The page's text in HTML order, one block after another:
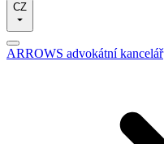
CZ
ARROWS advokátní kancelář